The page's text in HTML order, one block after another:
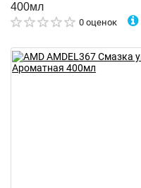
400мл
0 оценок